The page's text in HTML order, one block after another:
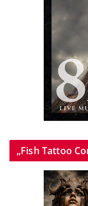
„Fish Tattoo